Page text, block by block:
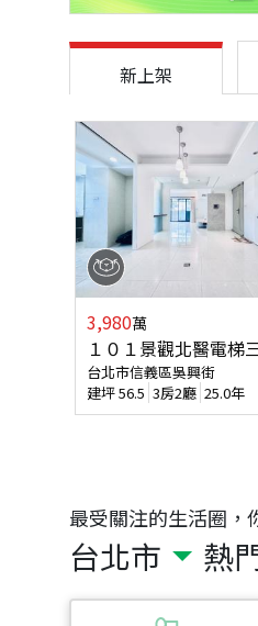
最受關注的生活圈，
台北市 熱
新上架
3,980萬
１０１景觀北醫電梯
台北市信義區吳興街
建坪56.5 3房2廳 25.0年